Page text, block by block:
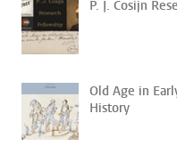
P. J. Cosijn
Old Age in
History